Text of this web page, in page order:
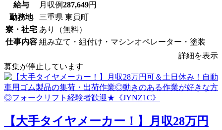
給与 月収例287,649円
勤務地
三重県 東員町
寮・社宅 あり（無料）
仕事内容 組み立て・組付け・マシンオペレーター・塗装
詳細を表示
募集が停止しています
【大手タイヤメーカー！】月収28万円